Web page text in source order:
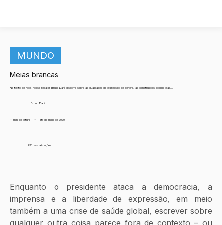
MUNDO
Meias brancas
No texto de hoje, nosso redator Bruno Daré discorre sobre as dualidades da expressão de gênero, as construções sociais e as...
Bruno Daré
11 min de leitura • 19 de maio de 2020
231 visualizações
Enquanto o presidente ataca a democracia, a
imprensa e a liberdade de expressão, em meio
também a uma crise de saúde global, escrever sobre
qualquer outra coisa parece fora de contexto – ou